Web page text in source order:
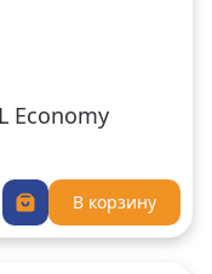
Economy
В корзину